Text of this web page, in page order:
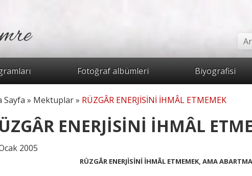
Ara
Fotoğraf albümleri Biyografisi
Sayfa » Mektuplar» RÜZGÂR ENERJİSİNİ İHMÂL ETMEMEK
ENERJİSİNİ İHMÂL
2005
RÜZGÂR ENERJİSİNİ İHMÂL ETMEMEK, AMA